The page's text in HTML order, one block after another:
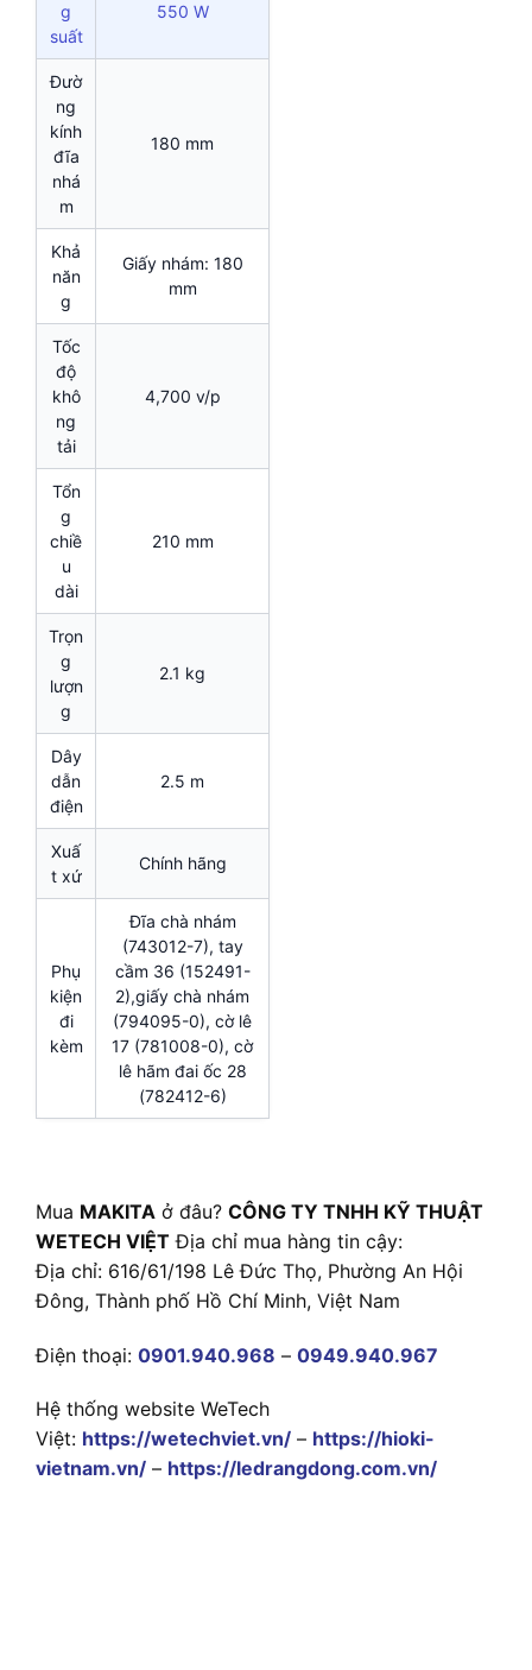
g
suất
550 W
Đườ
ng
kính
đĩa
nhá
m
180 mm
Khả
năn
g
Giấy nhám: 180
mm
Tốc
độ
khô
ng
tải
4,700 v/p
Tổn
g
chiề
u
dài
210 mm
Trọn
g
lượn
g
2.1 kg
Dây
dẫn
điện
2.5 m
Xuấ
t xứ
Chính hãng
Phụ
kiện
đi
kèm
Đĩa chà nhám
(743012-7), tay
cầm 36 (152491-
2),giấy chà nhám
(794095-0), cờ lê
17 (781008-0), cờ
lê hãm đai ốc 28
(782412-6)
Mua MAKITA ở đâu? CÔNG TY TNHH KỸ THUẬT
WETECH VIỆT Địa chỉ mua hàng tin cậy:
Địa chỉ: 616/61/198 Lê Đức Thọ, Phường An Hội
Đông, Thành phố Hồ Chí Minh, Việt Nam
Điện thoại: 0901.940.968 – 0949.940.967
Hệ thống website WeTech
Việt: https://wetechviet.vn/ – https://hioki-
vietnam.vn/ – https://ledrangdong.com.vn/